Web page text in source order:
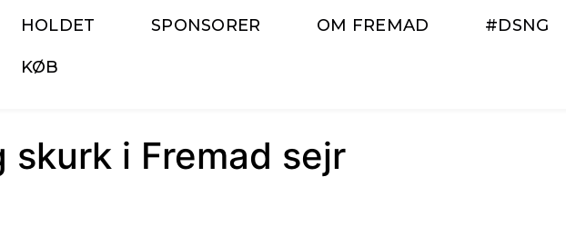
HOLDET SPONSORER OM FREMAD #DSNG
KØB
skurk i Fremad sejr